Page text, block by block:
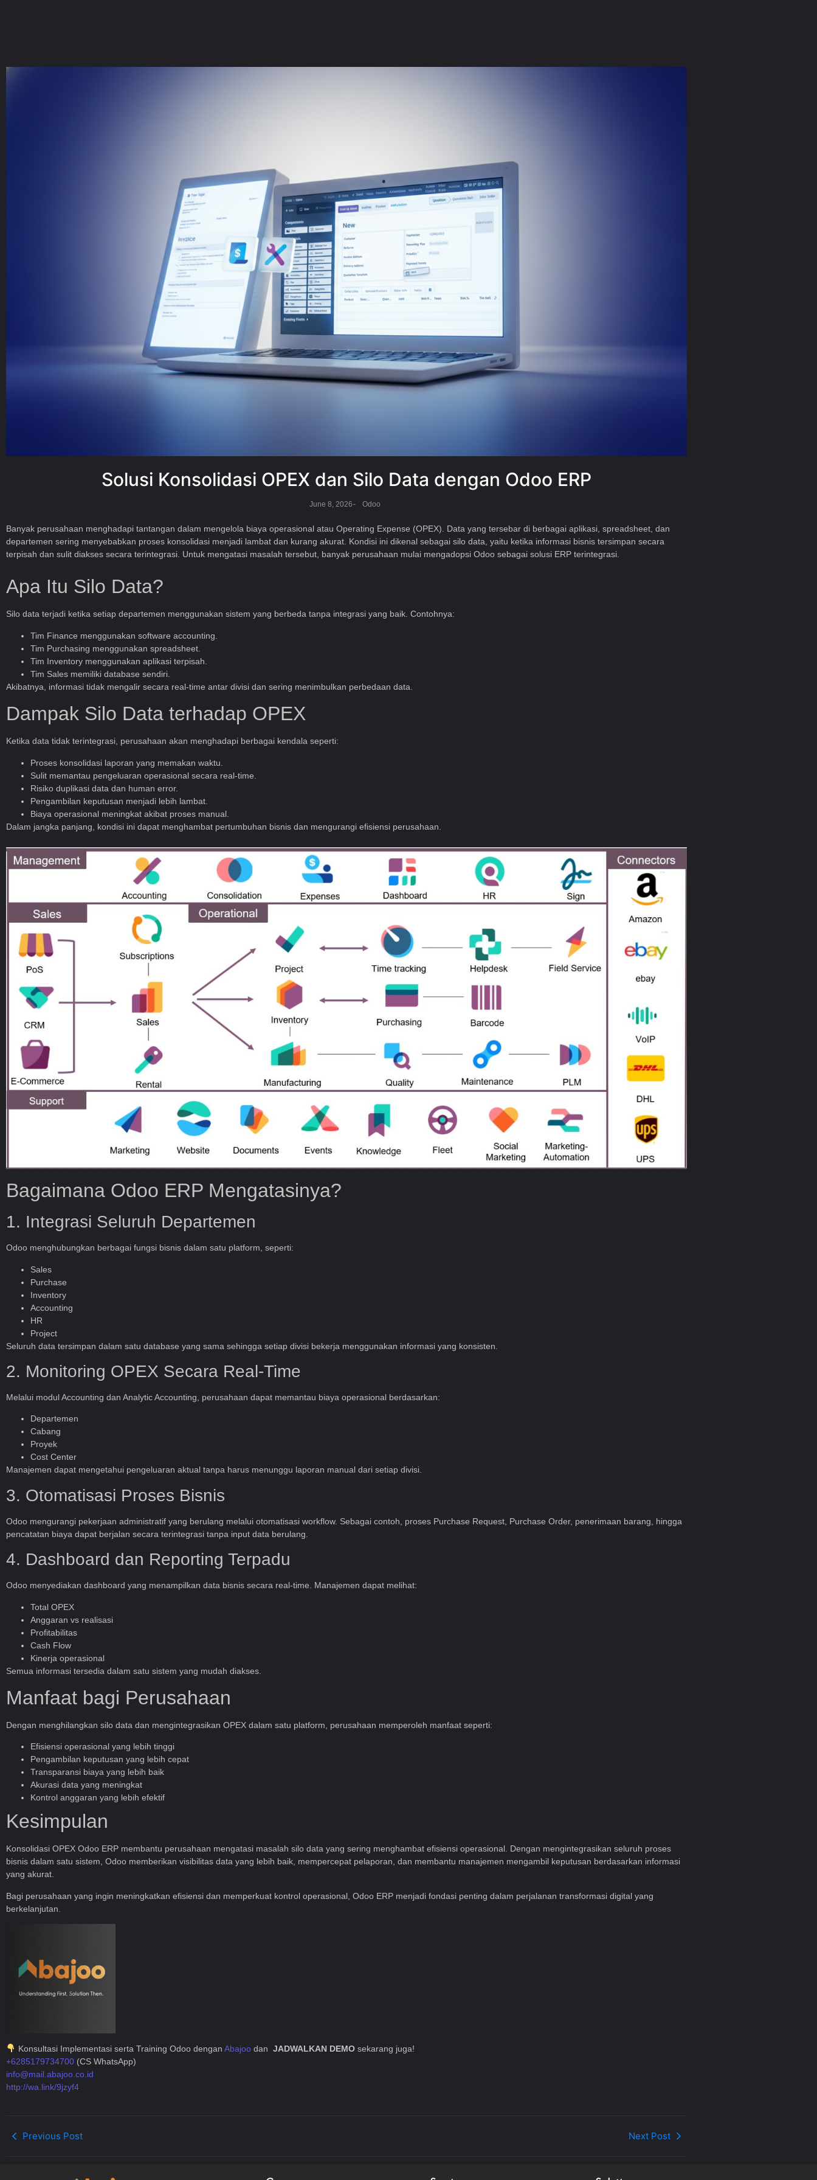
Solusi Konsolidasi OPEX dan Silo Data dengan Odoo ERP
June 8, 2026- Odoo
Banyak perusahaan menghadapi tantangan dalam mengelola biaya operasional atau Operating Expense (OPEX). Data yang tersebar di berbagai aplikasi, spreadsheet, dan
departemen sering menyebabkan proses konsolidasi menjadi lambat dan kurang akurat. Kondisi ini dikenal sebagai silo data, yaitu ketika informasi bisnis tersimpan secara
terpisah dan sulit diakses secara terintegrasi. Untuk mengatasi masalah tersebut, banyak perusahaan mulai mengadopsi Odoo sebagai solusi ERP terintegrasi.
Apa Itu Silo Data?
Silo data terjadi ketika setiap departemen menggunakan sistem yang berbeda tanpa integrasi yang baik. Contohnya:
Tim Finance menggunakan software accounting.
Tim Purchasing menggunakan spreadsheet.
Tim Inventory menggunakan aplikasi terpisah.
Tim Sales memiliki database sendiri.
Akibatnya, informasi tidak mengalir secara real-time antar divisi dan sering menimbulkan perbedaan data.
Dampak Silo Data terhadap OPEX
Ketika data tidak terintegrasi, perusahaan akan menghadapi berbagai kendala seperti:
Proses konsolidasi laporan yang memakan waktu.
Sulit memantau pengeluaran operasional secara real-time.
Risiko duplikasi data dan human error.
Pengambilan keputusan menjadi lebih lambat.
Biaya operasional meningkat akibat proses manual.
Dalam jangka panjang, kondisi ini dapat menghambat pertumbuhan bisnis dan mengurangi efisiensi perusahaan.
Bagaimana Odoo ERP Mengatasinya?
1. Integrasi Seluruh Departemen
Odoo menghubungkan berbagai fungsi bisnis dalam satu platform, seperti:
Sales
Purchase
Inventory
Accounting
HR
Project
Seluruh data tersimpan dalam satu database yang sama sehingga setiap divisi bekerja menggunakan informasi yang konsisten.
2. Monitoring OPEX Secara Real-Time
Melalui modul Accounting dan Analytic Accounting, perusahaan dapat memantau biaya operasional berdasarkan:
Departemen
Cabang
Proyek
Cost Center
Manajemen dapat mengetahui pengeluaran aktual tanpa harus menunggu laporan manual dari setiap divisi.
3. Otomatisasi Proses Bisnis
Odoo mengurangi pekerjaan administratif yang berulang melalui otomatisasi workflow. Sebagai contoh, proses Purchase Request, Purchase Order, penerimaan barang, hingga
pencatatan biaya dapat berjalan secara terintegrasi tanpa input data berulang.
4. Dashboard dan Reporting Terpadu
Odoo menyediakan dashboard yang menampilkan data bisnis secara real-time. Manajemen dapat melihat:
Total OPEX
Anggaran vs realisasi
Profitabilitas
Cash Flow
Kinerja operasional
Semua informasi tersedia dalam satu sistem yang mudah diakses.
Manfaat bagi Perusahaan
Dengan menghilangkan silo data dan mengintegrasikan OPEX dalam satu platform, perusahaan memperoleh manfaat seperti:
Efisiensi operasional yang lebih tinggi
Pengambilan keputusan yang lebih cepat
Transparansi biaya yang lebih baik
Akurasi data yang meningkat
Kontrol anggaran yang lebih efektif
Kesimpulan
Konsolidasi OPEX Odoo ERP membantu perusahaan mengatasi masalah silo data yang sering menghambat efisiensi operasional. Dengan mengintegrasikan seluruh proses
bisnis dalam satu sistem, Odoo memberikan visibilitas data yang lebih baik, mempercepat pelaporan, dan membantu manajemen mengambil keputusan berdasarkan informasi
yang akurat.
Bagi perusahaan yang ingin meningkatkan efisiensi dan memperkuat kontrol operasional, Odoo ERP menjadi fondasi penting dalam perjalanan transformasi digital yang
berkelanjutan.
Konsultasi Implementasi serta Training Odoo dengan Abajoodan JADWALKAN DEMO sekarang juga!
+6285179734700 (CS WhatsApp)
info@mail.abajoo.co.id
http://wa.link/9jzyf4
Previous Post Next Post